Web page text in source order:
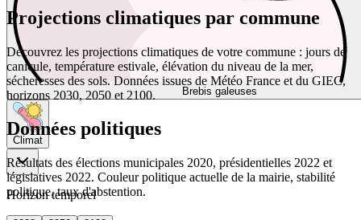
Brebis galeuses
Climat
Horizon temporel
Projections climatiques par commune
Découvrez les projections climatiques de votre commune : jours de
canicule, température estivale, élévation du niveau de la mer,
sécheresses des sols. Données issues de Météo France et du GIEC,
horizons 2030, 2050 et 2100.
Données politiques
Résultats des élections municipales 2020, présidentielles 2022 et
législatives 2022. Couleur politique actuelle de la mairie, stabilité
politique, taux d'abstention.